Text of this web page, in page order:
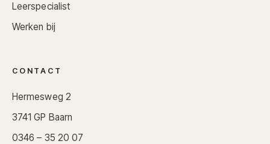
Leerspecialist
Werken bij
CONTACT
Hermesweg 2
3741 GP Baarn
0346 – 35 20 07